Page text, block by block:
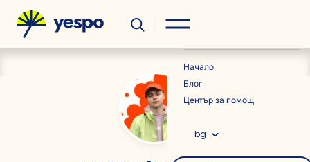
Новини
Начало
Блог
Център за помощ
bg